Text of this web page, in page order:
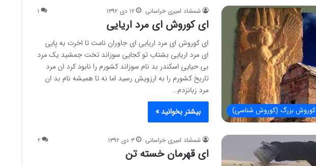
کوروش بزرگ (کوروش شناسی)
شمشاد امیری خراسانی ۱۲ دی ۱۳۹۲ ۱
ای کوروش ای مرد اریایی
ای کوروش ای مرد اریایی ای جاوران نامت تا اخرت به پایی
ای مرد اریایی بشتاب تو کجایی سوزاند تخت جمشید یک مرد
بی حیایی اسکندر بد نام سوزاند کشورم را نابود کرد ان مرد
تاریخ کشورم را به ارزویش رسید اما نه تا همیشه نام بد ان
مرد زبانزدم…
بیشتر بخوانید »
شمشاد امیری خراسانی ۳ دی ۱۳۹۲ ۲
ای قهرمان خسته تن